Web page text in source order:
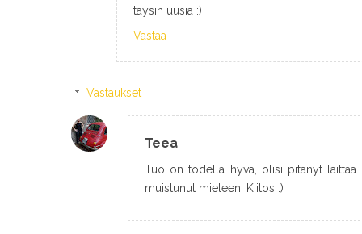
täysin uusia :)
Vastaa
Vastaukset
Teea
Tuo on todella hyvä, olisi pitänyt laittaa
muistunut mieleen! Kiitos :)